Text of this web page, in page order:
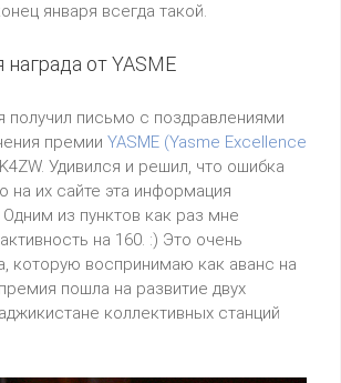
января всегда такой.
от YASME
получил письмо с поздравлениями
премии YASME (Yasme Excellence
Удивился и решил, что ошибка
на их сайте эта информация
Одним из пунктов как раз мне
на 160. :) Это очень
которую воспринимаю как аванс на
пошла на развитие двух
коллективных станций